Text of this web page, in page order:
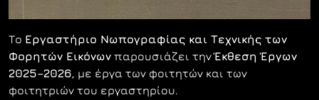
Το Εργαστήριο Νωπογραφίας και Τεχνικής των
Φορητών Εικόνων παρουσιάζει τηνΈκθεση Έργων
2025–2026, με έργα των φοιτητών και των
φοιτητριών του εργαστηρίου.